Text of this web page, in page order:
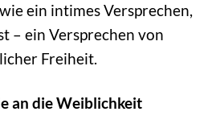
ein intimes Versprechen,
– ein Versprechen von
Freiheit.
an die Weiblichkeit